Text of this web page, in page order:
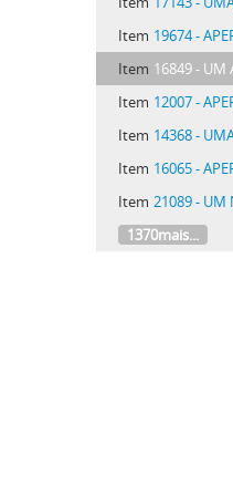
Item 19674 -
Item 16849 - UM APPARELHO
Item 12007 -
Item 14368 - UMA MACHINA E PROCESSO PARA
Item 16065 -
Item 21089 - UM NOVO
1370mais...